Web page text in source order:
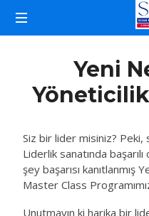
Yeni
Siz bir lider misiniz?
Liderlik sanatında
şey başarısı kanıtlanmış
Master Class
Unutmayın ki harika bir